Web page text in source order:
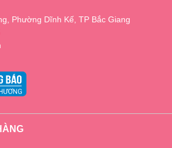
Phường Dĩnh Kế, TP Bắc Giang